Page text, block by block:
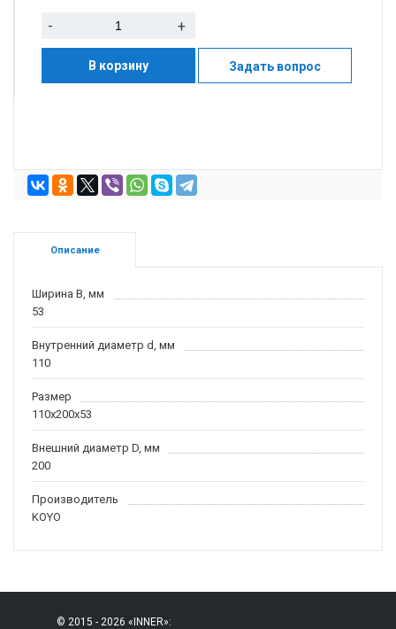
- +
В корзину Задать вопрос
Описание
Ширина B, мм
53
Внутренний диаметр d, мм
110
Размер
110x200x53
Внешний диаметр D, мм
200
Производитель
KOYO
© 2015 - 2026 «INNER»: